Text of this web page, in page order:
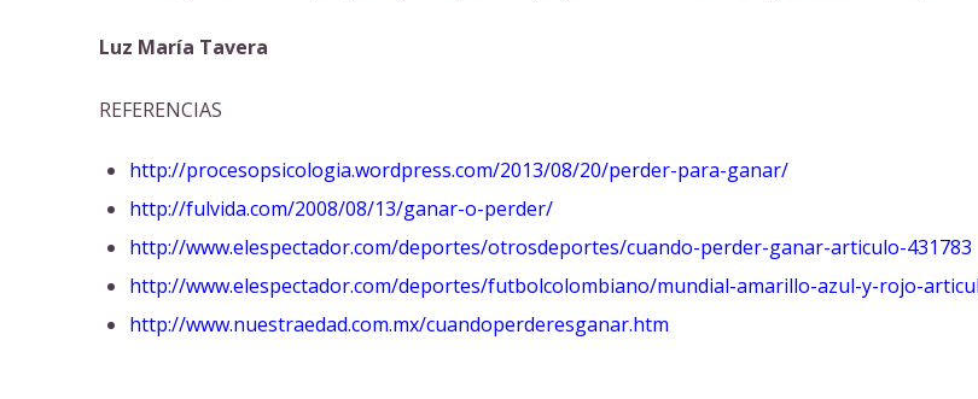
Luz María Tavera
REFERENCIAS
http://procesopsicologia.wordpress.com/2013/08/20/perder-para-ganar/
http://fulvida.com/2008/08/13/ganar-o-perder/
http://www.elespectador.com/deportes/otrosdeportes/cuando-perder-ganar-articulo-431783
http://www.elespectador.com/deportes/futbolcolombiano/mundial-amarillo-azul-y-rojo-
http://www.nuestraedad.com.mx/cuandoperderesganar.htm